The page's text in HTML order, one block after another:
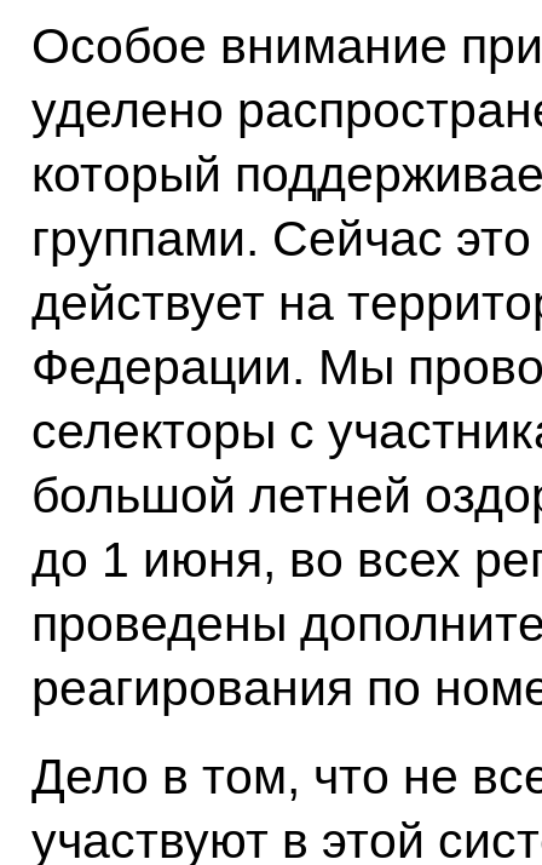
Особое внимание
уделено
который
группами. Сейчас
действует на
Федерации. Мы
селекторы с
большой летней
до 1 июня, во всех
проведены
реагирования по
Дело в том, что не
участвуют в этой